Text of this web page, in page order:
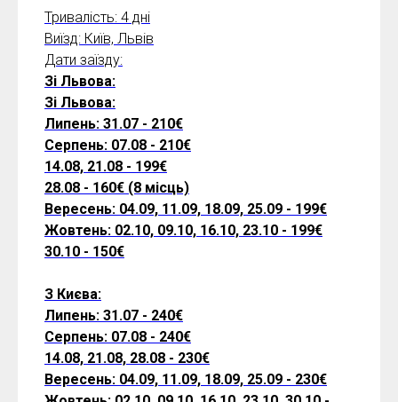
Тривалість: 4 дні
Виїзд: Київ, Львів
Дати заїзду:
Зі Львова:
Зі Львова:
Липень: 31.07 - 210€
Серпень: 07.08 - 210€
14.08, 21.08 - 199€
28.08 - 160€ (8 місць)
Вересень: 04.09, 11.09, 18.09, 25.09 - 199€
Жовтень: 02.10, 09.10, 16.10, 23.10 - 199€
30.10 - 150€
З Києва:
Липень: 31.07 - 240€
Серпень: 07.08 - 240€
14.08, 21.08, 28.08 - 230€
Вересень: 04.09, 11.09, 18.09, 25.09 - 230€